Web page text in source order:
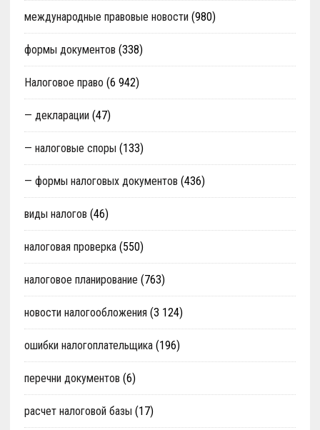
международные правовые новости (980)
формы документов (338)
Налоговое право (6 942)
— декларации (47)
— налоговые споры (133)
— формы налоговых документов (436)
виды налогов (46)
налоговая проверка(550)
налоговое планирование (763)
новости налогообложения (3 124)
ошибки налогоплательщика(196)
перечни документов (6)
расчет налоговой базы (17)